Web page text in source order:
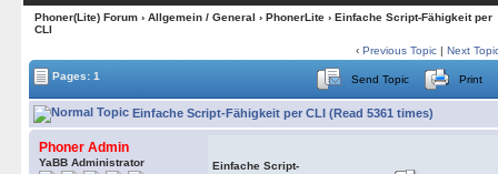
Phoner(Lite) Forum› Allgemein / General › PhonerLite› Einfache Script-Fähigkeit per
CLI
‹ Previous Topic | Next
Pages: 1 Send Topic Print
Einfache Script-Fähigkeit per CLI (Read 5361 times)
Phoner Admin
YaBB Administrator
Einfache Script-